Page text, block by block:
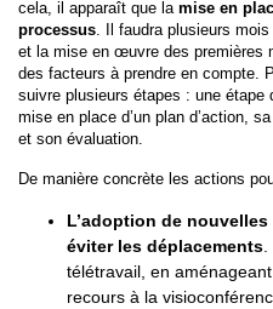
cela, il apparaît que la mise en
processus . Il faudra plusieurs
et la mise en œuvre des premières
des facteurs à prendre en compte.
suivre plusieurs étapes : une étape
mise en place d’un plan d’action,
et son évaluation.
De manière concrète les actions
L’adoption de
éviter les déplacements
télétravail, en
recours à la